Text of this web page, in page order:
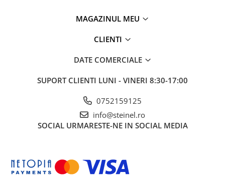
MAGAZINUL MEU
CLIENTI
DATE COMERCIALE
SUPORT CLIENTI LUNI - VINERI 8:30-17:00
0752159125
info@steinel.ro
SOCIAL URMARESTE-NE IN SOCIAL MEDIA